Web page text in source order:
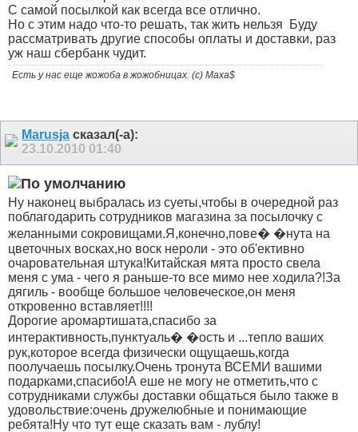
С самой посылкой как всегда все отлично.
Но с этим надо что-то решать, так жить нельзя
Буду
рассматривать другие способы оплаты и доставки, раз
уж наш сбербанк чудит.
Есть у нас еще жожоба в жожобницах. (с) Maxa$
Marusja сказал(-а):
23.10.2010 01:40
Ну наконец выбралась из суеты,чтобы в очередной раз
поблагодарить сотрудников магазина за посылочку с
желанными сокровищами.Я,конечно,пове� �нута на
цветочных восках,но воск нероли - это об'ективно
очаровательная штука!Китайская мята просто свела
меня с ума - чего я раньше-то все мимо нее ходила?!За
дягиль - вообще большое человеческое,он меня
откровенно вставляет!!!!
Дорогие аромартишата,спасибо за
интерактивность,пунктуаль� �ость и ...тепло ваших
рук,которое всегда физически ощущаешь,когда
поолучаешь посылку.Очень тронута ВСЕМИ вашими
подарками,спасибо!А еше не могу не отметить,что с
сотрудниками службы доставки общаться было также в
удовольствие:очень дружелюбные и понимающие
ребята!Ну что тут еще сказать вам - лублу!